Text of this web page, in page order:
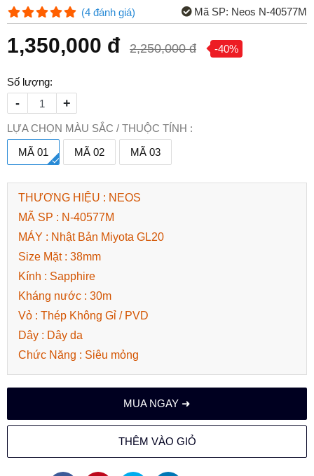
(4 đánh giá) Mã SP: Neos N-40577M
1,350,000 đ 2,250,000 đ -40%
Số lượng:
- +
LỰA CHỌN MÀU SẮC / THUỘC TÍNH :
MÃ 01
MÃ 02 MÃ 03
THƯƠNG HIỆU : NEOS
MÃ SP : N-40577M
MÁY : Nhật Bản Miyota GL20
Size Mặt : 38mm
Kính : Sapphire
Kháng nước : 30m
Vỏ : Thép Không Gỉ / PVD
Dây : Dây da
Chức Năng : Siêu mỏng
MUA NGAY ➜
THÊM VÀO GIỎ